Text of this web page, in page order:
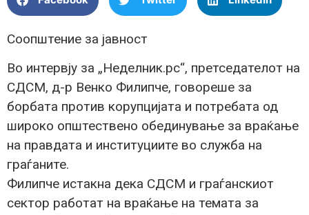
Соопштение за јавност
Во интервју за „Неделник.рс“, претседателот на
СДСМ, д-р Венко Филипче, говореше за
борбата против корупцијата и потребата од
широко општествено обединување за враќање
на правдата и институциите во служба на
граѓаните.
Филипче истакна дека СДСМ и граѓанскиот
сектор работат на враќање на темата за